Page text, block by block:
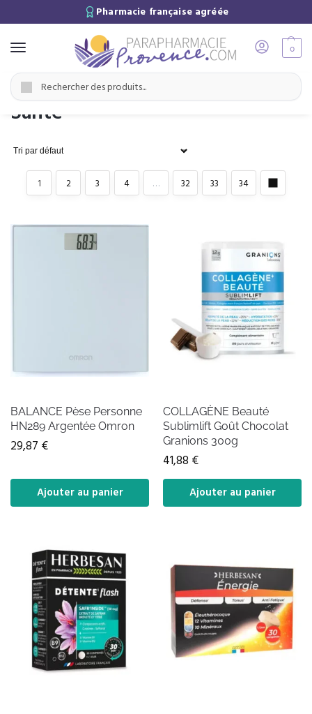
Pharmacie française agréée
0
/ Santé
Santé
1 2 3 4 … 32 33 34
BALANCE Pèse Personne
HN289 Argentée Omron
29,87 €
Ajouter au panier
COLLAGÈNE Beauté
Sublimlift Goût Chocolat
Granions 300g
41,88 €
Ajouter au panier